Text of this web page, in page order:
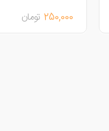
250,000 تومان